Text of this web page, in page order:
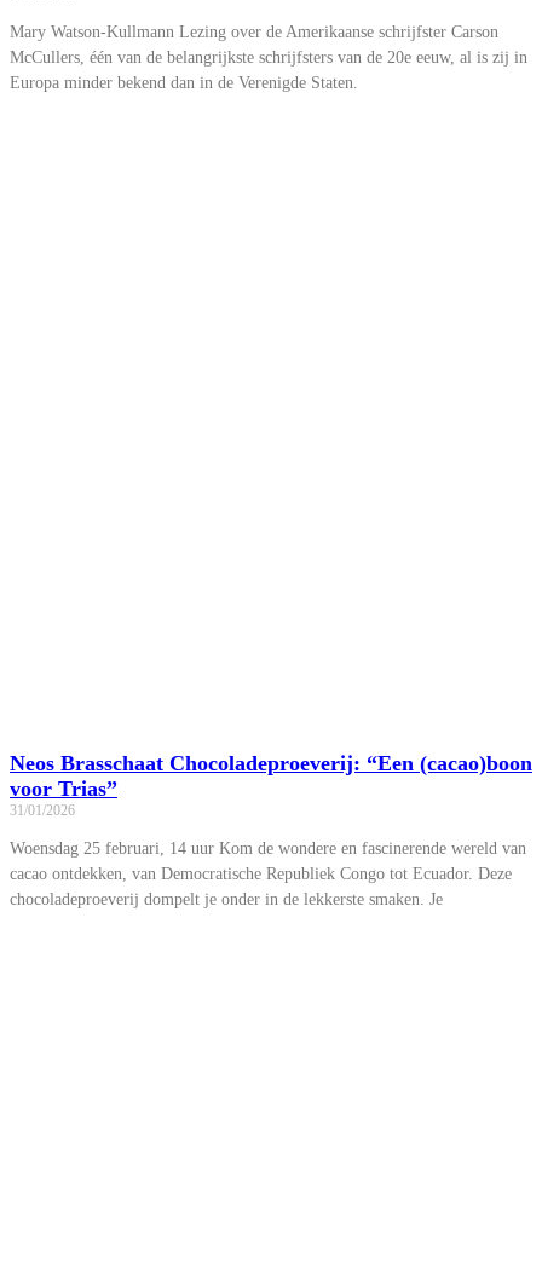
Mary Watson-Kullmann Lezing over de Amerikaanse schrijfster Carson
McCullers, één van de belangrijkste schrijfsters van de 20e eeuw, al is zij in
Europa minder bekend dan in de Verenigde Staten.
Neos Brasschaat Chocoladeproeverij: “Een (cacao)boon
voor Trias”
31/01/2026
Woensdag 25 februari, 14 uur Kom de wondere en fascinerende wereld van
cacao ontdekken, van Democratische Republiek Congo tot Ecuador. Deze
chocoladeproeverij dompelt je onder in de lekkerste smaken. Je